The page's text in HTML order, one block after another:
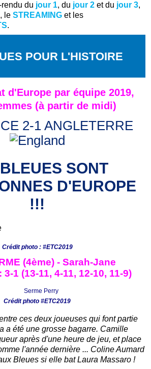
du jour 1, du jour 2 et du jour 3,
, leSTREAMING et les
.
POUR L'HISTOIRE
d'Europe par équipe 2019,
(à partir de midi)
2-1 ANGLETERRE
SONT
D'EUROPE
!!!
Crédit photo : #ETC2019
(4ème) - Sarah-Jane
3-1 (13-11, 4-11, 12-10, 11-9)
Crédit photo #ETC2019
ces deux joueuses qui font partie
a été une grosse bagarre. Camille
après d'une heure de jeu, et place
l'année dernière ... Coline Aumard
Bleues si elle bat Laura Massaro !